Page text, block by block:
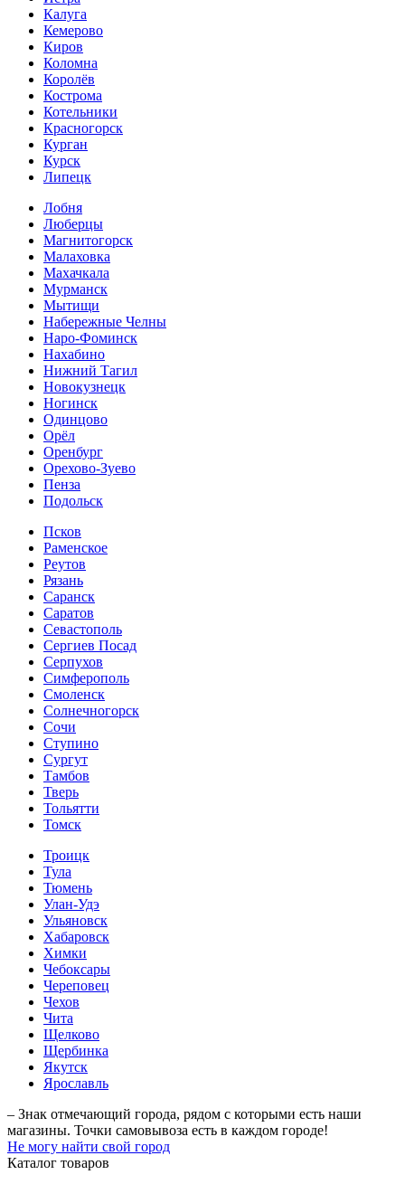
Калуга
Кемерово
Киров
Коломна
Королёв
Кострома
Котельники
Красногорск
Курган
Курск
Липецк
Лобня
Люберцы
Магнитогорск
Малаховка
Махачкала
Мурманск
Мытищи
Набережные Челны
Наро-Фоминск
Нахабино
Нижний Тагил
Новокузнецк
Ногинск
Одинцово
Орёл
Оренбург
Орехово-Зуево
Пенза
Подольск
Псков
Раменское
Реутов
Рязань
Саранск
Саратов
Севастополь
Сергиев Посад
Серпухов
Симферополь
Смоленск
Солнечногорск
Сочи
Ступино
Сургут
Тамбов
Тверь
Тольятти
Томск
Троицк
Тула
Тюмень
Улан-Удэ
Ульяновск
Хабаровск
Химки
Чебоксары
Череповец
Чехов
Чита
Щелково
Щербинка
Якутск
Ярославль
– Знак отмечающий города, рядом с которыми есть наши
магазины. Точки самовывоза есть в каждом городе!
Не могу найти свой город
Каталог товаров